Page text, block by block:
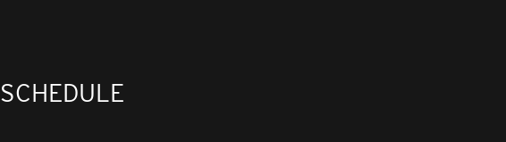
SCHEDULE